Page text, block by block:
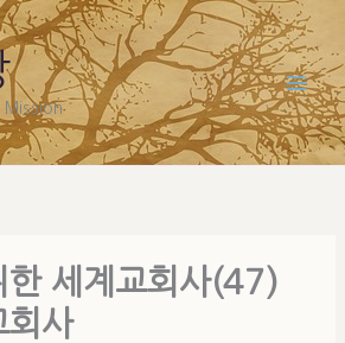
Mission
한 세계교회사(47)
회사